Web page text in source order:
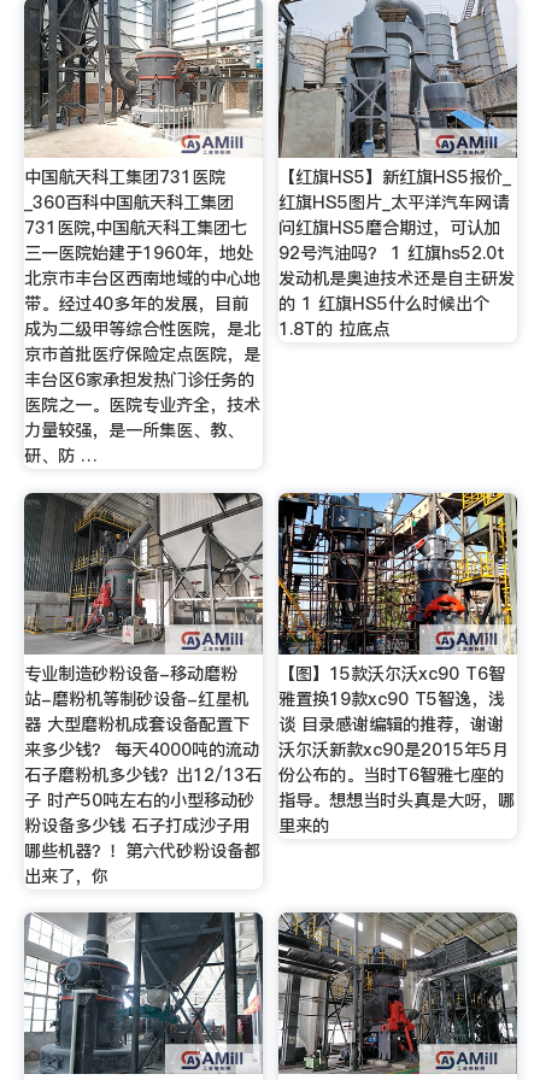
中国航天科工集团731医院
_360百科中国航天科工集团
731医院,中国航天科工集团七
三一医院始建于1960年，地处
北京市丰台区西南地域的中心地
带。经过40多年的发展，目前
成为二级甲等综合性医院，是北
京市首批医疗保险定点医院，是
丰台区6家承担发热门诊任务的
医院之一。医院专业齐全，技术
力量较强，是一所集医、教、
研、防 …
【红旗HS5】新红旗HS5报价_
红旗HS5图片_太平洋汽车网请
问红旗HS5磨合期过，可认加
92号汽油吗？ 1 红旗hs52.0t
发动机是奥迪技术还是自主研发
的 1 红旗HS5什么时候出个
1.8T的 拉底点
专业制造砂粉设备-移动磨粉
站-磨粉机等制砂设备-红星机
器 大型磨粉机成套设备配置下
来多少钱？ 每天4000吨的流动
石子磨粉机多少钱？出12/13石
子 时产50吨左右的小型移动砂
粉设备多少钱 石子打成沙子用
哪些机器？！第六代砂粉设备都
出来了，你
【图】15款沃尔沃xc90 T6智
雅置换19款xc90 T5智逸，浅
谈 目录感谢编辑的推荐，谢谢
沃尔沃新款xc90是2015年5月
份公布的。当时T6智雅七座的
指导。想想当时头真是大呀，哪
里来的